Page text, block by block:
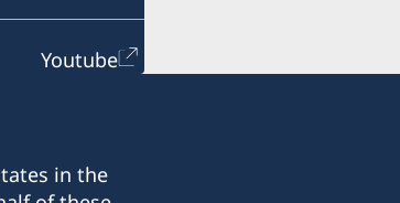
Youtube
in the